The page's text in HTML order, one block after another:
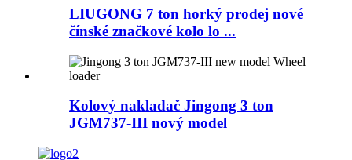
LIUGONG 7 ton horký prodej nové
čínské značkové kolo lo ...
Kolový nakladač Jingong 3 ton
JGM737-III nový model